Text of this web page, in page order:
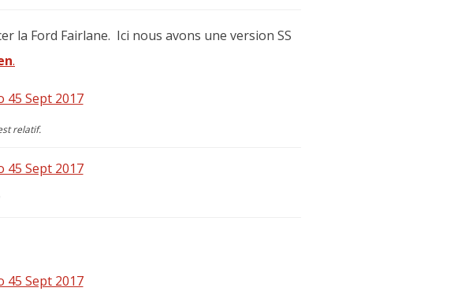
la Ford Fairlane. Ici nous avons une version SS
.
relatif.